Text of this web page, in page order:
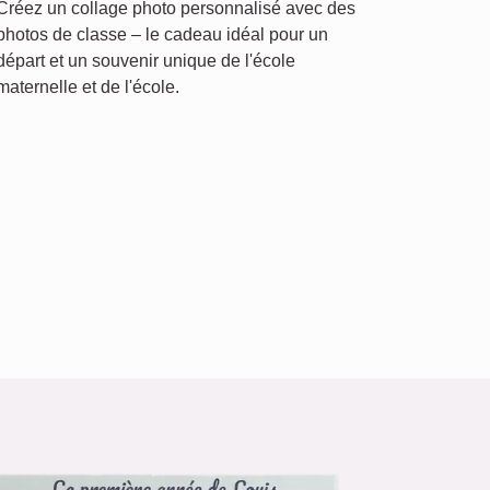
un collage photo personnalisé avec des
de classe – le cadeau idéal pour un
et un souvenir unique de l'école
et de l'école.